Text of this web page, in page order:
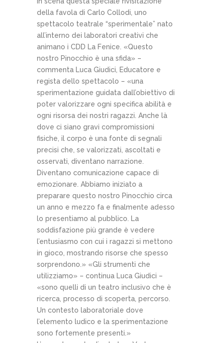
della favola di Carlo Collodi, uno
spettacolo teatrale “sperimentale” nato
all’interno dei laboratori creativi che
animano i CDD La Fenice. «Questo
nostro Pinocchio è una sfida» –
commenta Luca Giudici, Educatore e
regista dello spettacolo – «una
sperimentazione guidata dall’obiettivo di
poter valorizzare ogni specifica abilità e
ogni risorsa dei nostri ragazzi. Anche là
dove ci siano gravi compromissioni
fisiche, il corpo è una fonte di segnali
precisi che, se valorizzati, ascoltati e
osservati, diventano narrazione.
Diventano comunicazione capace di
emozionare. Abbiamo iniziato a
preparare questo nostro Pinocchio circa
un anno e mezzo fa e finalmente adesso
lo presentiamo al pubblico. La
soddisfazione più grande è vedere
l’entusiasmo con cui i ragazzi si mettono
in gioco, mostrando risorse che spesso
sorprendono.» «Gli strumenti che
utilizziamo» – continua Luca Giudici –
«sono quelli di un teatro inclusivo che è
ricerca, processo di scoperta, percorso.
Un contesto laboratoriale dove
l’elemento ludico e la sperimentazione
sono fortemente presenti.»